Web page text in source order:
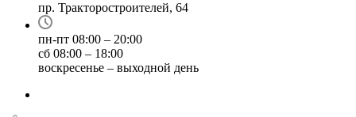
пр. Тракторостроителей, 64
пн-пт 08:00 – 20:00
сб 08:00 – 18:00
воскресенье – выходной день